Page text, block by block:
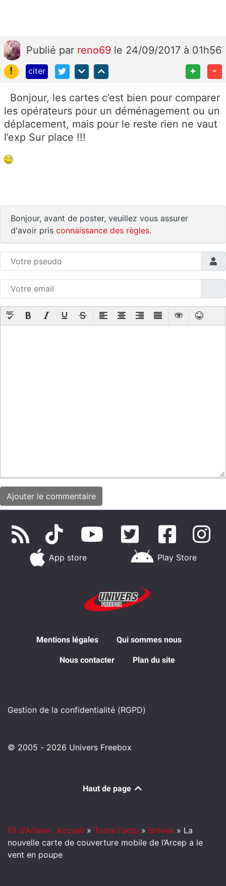
Publié par reno69 le 24/09/2017 à 01h56
!
citer + -
Bonjour, les cartes c’est bien pour comparer
les opérateurs pour un déménagement ou un
déplacement, mais pour le reste rien ne vaut
l’exp Sur place !!!
Bonjour, avant de poster, veuillez vous assurer
d'avoir pris connaissance des règles.
App store Play Store
Mentions légales Qui sommes nous
Nous contacter Plan du site
Gestion de la confidentialité (RGPD)
© 2005 - 2026 Univers Freebox
Haut de page
Fil d'Ariane : Accueil » Toute l'actu » Brèves » La
nouvelle carte de couverture mobile de l’Arcep a le
vent en poupe